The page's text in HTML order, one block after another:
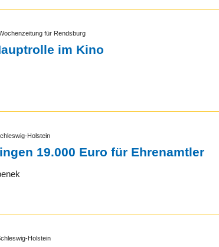
für Rendsburg
im Kino
Holstein
19.000 Euro für Ehrenamtler
Holstein